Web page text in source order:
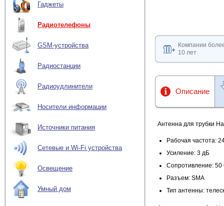
Гаджеты
Радиотелефоны
GSM-устройства
Радиостанции
Радиоудлинители
Носители информации
Источники питания
Сетевые и Wi-Fi устройства
Освещение
Умный дом
Компании
10 лет
Описание
Антенна для трубки
Рабочая частота:
Усиление: 3 дБ
Сопротивление:
Разъем: SMA
Тип антенны: